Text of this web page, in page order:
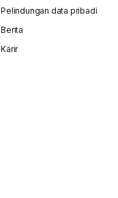
Pelindungan data pribadi
Berita
Karir